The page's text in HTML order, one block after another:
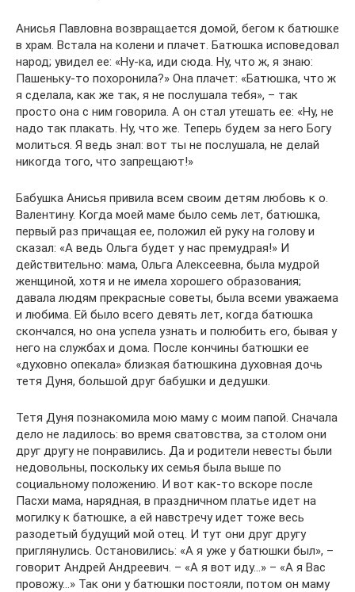
Анисья Павловна возвращается домой, бегом к батюшке
в храм. Встала на колени и плачет. Батюшка исповедовал
народ; увидел ее: «Ну-ка, иди сюда. Ну, что ж, я знаю:
Пашеньку-то похоронила?» Она плачет: «Батюшка, что ж
я сделала, как же так, я не послушала тебя», – так
просто она с ним говорила. А он стал утешать ее: «Ну, не
надо так плакать. Ну, что же. Теперь будем за него Богу
молиться. Я ведь знал: вот ты не послушала, не делай
никогда того, что запрещают!»
Бабушка Анисья привила всем своим детям любовь к о.
Валентину. Когда моей маме было семь лет, батюшка,
первый раз причащая ее, положил ей руку на голову и
сказал: «А ведь Ольга будет у нас премудрая!» И
действительно: мама, Ольга Алексеевна, была мудрой
женщиной, хотя и не имела хорошего образования;
давала людям прекрасные советы, была всеми уважаема
и любима. Ей было всего девять лет, когда батюшка
скончался, но она успела узнать и полюбить его, бывая у
него на службах и дома. После кончины батюшки ее
«духовно опекала» близкая батюшкина духовная дочь
тетя Дуня, большой друг бабушки и дедушки.
Тетя Дуня познакомила мою маму с моим папой. Сначала
дело не ладилось: во время сватовства, за столом они
друг другу не понравились. Да и родители невесты были
недовольны, поскольку их семья была выше по
социальному положению. И вот как-то вскоре после
Пасхи мама, нарядная, в праздничном платье идет на
могилку к батюшке, а ей навстречу идет тоже весь
разодетый будущий мой отец. И тут они друг другу
приглянулись. Остановились: «А я уже у батюшки был», –
говорит Андрей Андреевич. – «А я вот иду…» – «А я Вас
провожу…» Так они у батюшки постояли, потом он маму